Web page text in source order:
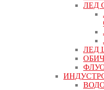
ЛЕД
ЛЕД